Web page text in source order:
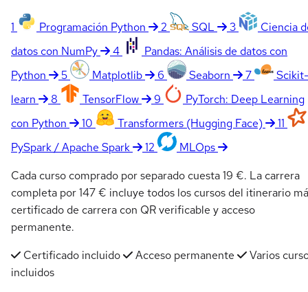
1 Programación Python 2 SQL 3
Ciencia
datos con NumPy
4
Pandas: Análisis de datos con
Python
5 Matplotlib 6 Seaborn 7
Scikit-
learn
8 TensorFlow 9
PyTorch: Deep Learning
con Python
10 Transformers (Hugging Face)
11
PySpark / Apache Spark
12
MLOps
Cada curso comprado por separado cuesta 19 €. La carrera
completa por 147 € incluye todos los cursos del itinerario
certificado de carrera con QR verificable y acceso
permanente.
Certificado incluido
Acceso permanente
Varios
incluidos